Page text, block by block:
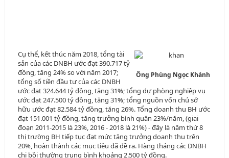
Ông Phùng Ngọc Khánh
Cụ thể, kết thúc năm 2018, tổng tài
sản của các DNBH ước đạt 390.717 tỷ
đồng, tăng 24% so với năm 2017;
tổng số tiền đầu tư của các DNBH
ước đạt 324.644 tỷ đồng, tăng 31%; tổng dự phòng nghiệp vụ
ước đạt 247.500 tỷ đồng, tăng 31%; tổng nguồn vốn chủ sở
hữu ước đạt 82.584 tỷ đồng, tăng 26%. Tổng doanh thu BH ước
đạt 151.001 tỷ đồng, tăng trưởng bình quân 23%/năm, (giai
đoạn 2011-2015 là 23%, 2016 - 2018 là 21%) - đây là năm thứ 8
thị trường BH tiếp tục đạt mức tăng trưởng doanh thu trên
20%, hoàn thành các mục tiêu đã đề ra. Hàng tháng các DNBH
chi bồi thường trung bình khoảng 2.500 tỷ đồng.